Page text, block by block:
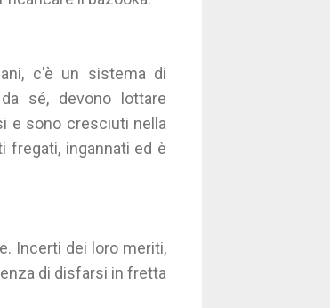
c'è un sistema di
sé, devono lottare
e sono cresciuti nella
fregati, ingannati ed è
Incerti dei loro meriti,
di disfarsi in fretta